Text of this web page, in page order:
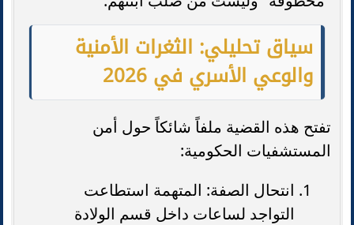
سياق تحليلي: الثغرات الأمنية
والوعي الأسري في 2026
تفتح هذه القضية ملفاً شائكاً حول أمن
المستشفيات الحكومية:
انتحال الصفة: المتهمة استطاعت
التواجد لساعات داخل قسم الولادة